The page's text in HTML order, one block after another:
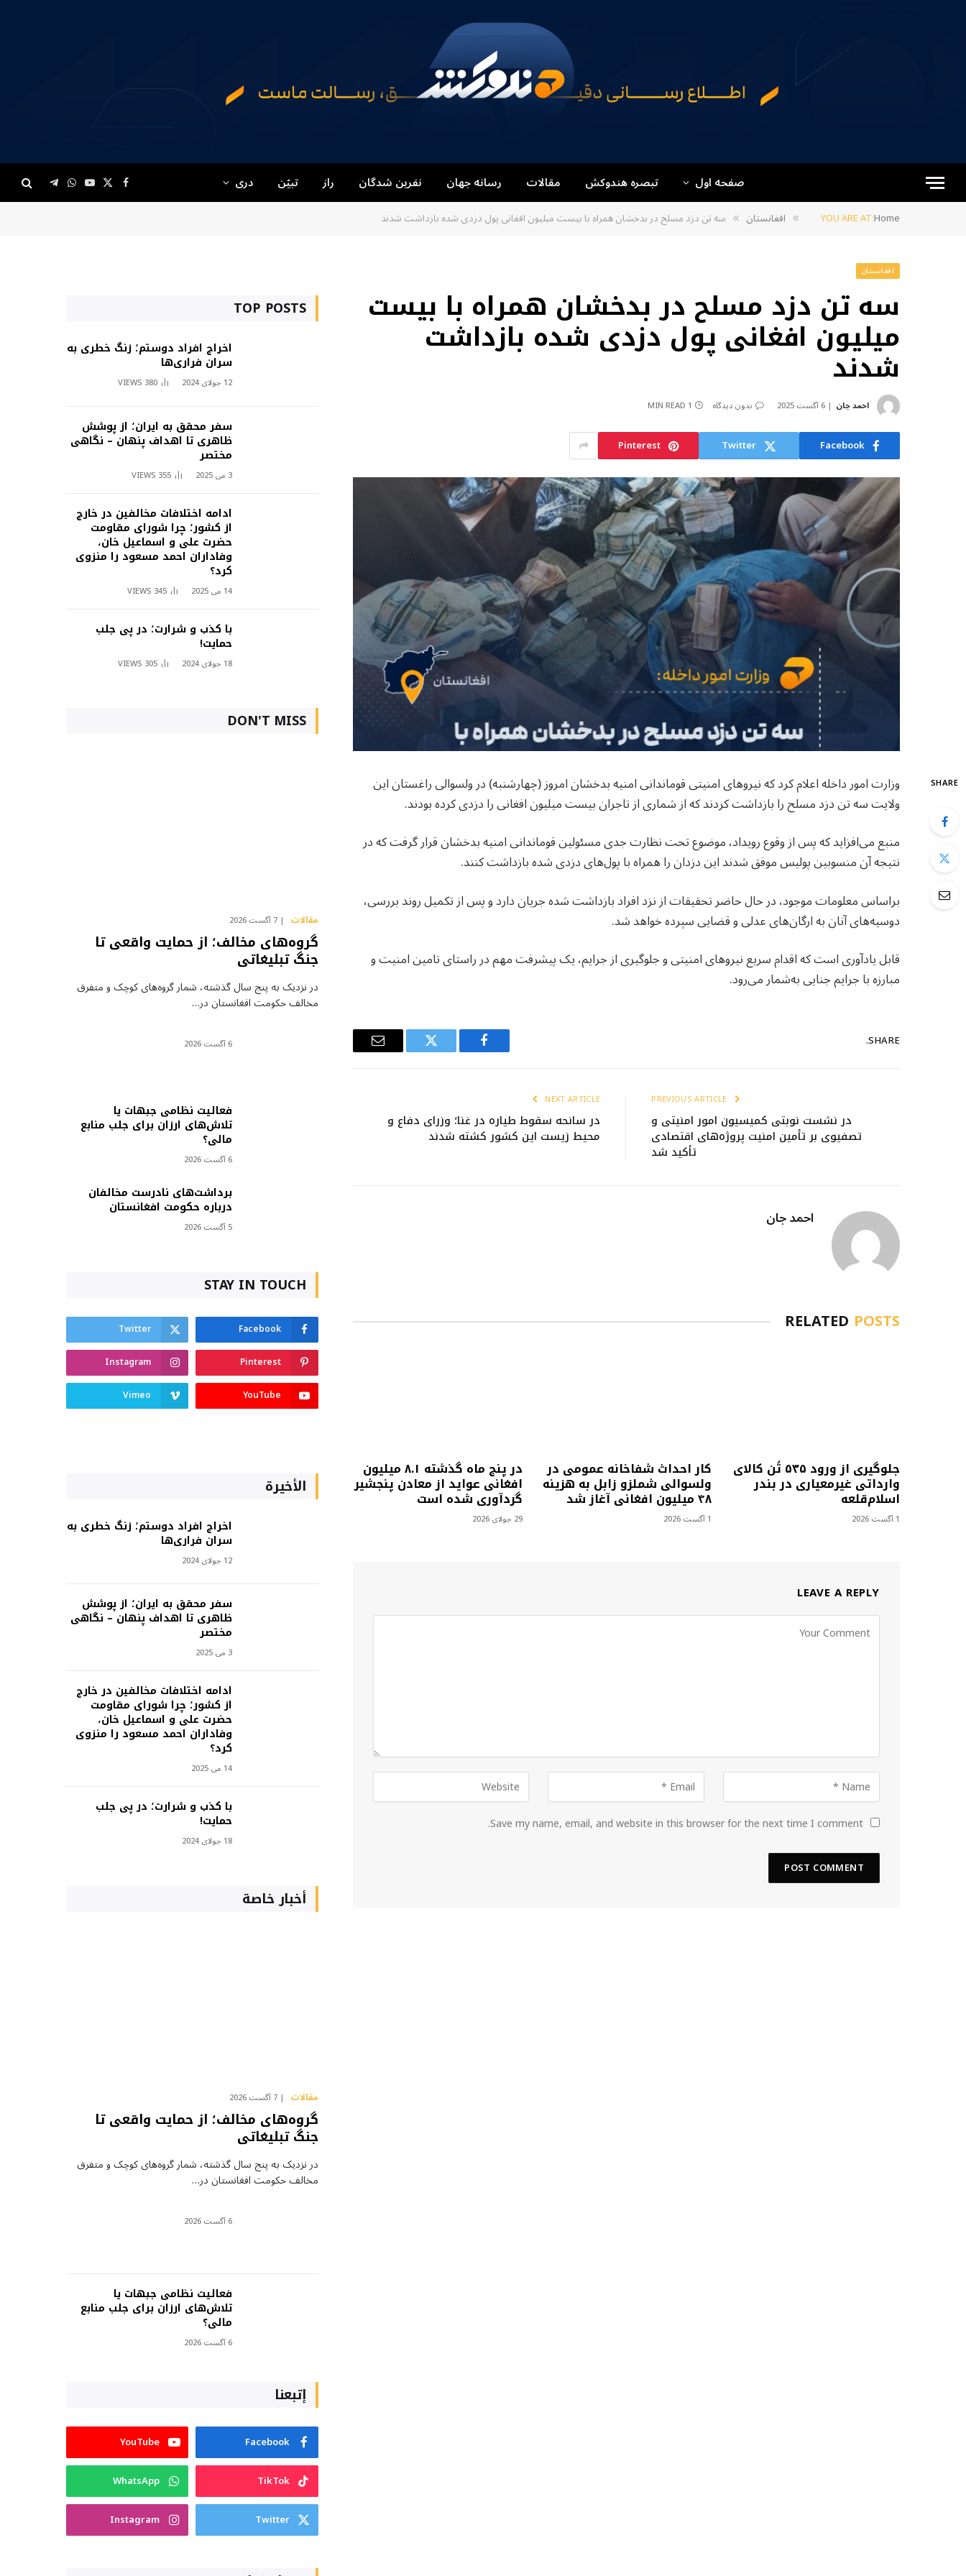
صفحه اول تبصره هندوکش مقالات رسانه جهان نفرین شدگان راز تبیّن دری Facebook
X
(Twitter)
YouTube
WhatsApp
Telegram
YOU ARE AT:Home
» افغانستان » سه تن دزد مسلح در بدخشان همراه با بیست میلیون افغانی پول دزدی شده بازداشت شدند
افغانستان
سه تن دزد مسلح در بدخشان همراه با بیست
میلیون افغانی پول دزدی شده بازداشت
شدند
احمد جان 6 آگست 2025 بدون دیدگاه 1 MIN READ
Facebook
Twitter
Pinterest
SHARE
وزارت امور داخله اعلام کرد که نیروهای امنیتی قوماندانی امنیه بدخشان امروز (چهارشنبه) در ولسوالی راغستان این
ولایت سه تن دزد مسلح را بازداشت کردند که از شماری از تاجران بیست میلیون افغانی را دزدی کرده بودند.
منبع می‌افزاید که پس از وقوع رویداد، موضوع تحت نظارت جدی مسئولین قوماندانی امنیه بدخشان قرار گرفت که در
نتیجه آن منسوبین پولیس موفق شدند این دزدان را همراه با پول‌های دزدی شده بازداشت کنند.
براساس معلومات موجود، در حال حاضر تحقیقات از نزد افراد بازداشت شده جریان دارد و پس از تکمیل روند بررسی،
دوسیه‌های آنان به ارگان‌های عدلی و قضایی سپرده خواهد شد.
قابل یادآوری است که اقدام سریع نیروهای امنیتی و جلوگیری از جرایم، یک پیشرفت مهم در راستای تامین امنیت و
مبارزه با جرایم جنایی به‌شمار می‌رود.
SHARE.
Facebook
Twitter
Email
در نشست نوبتی کمیسیون امور امنیتی و
تصفیوی بر تأمین امنیت پروژه‌های اقتصادی
تأکید شد
NEXT ARTICLE
در سانحه سقوط طیاره در غنا؛ وزرای دفاع و
محیط زیست این کشور کشته شدند
احمد جان
RELATED POSTS
جلوگیری از ورود ۵۳۵ تُن کالای
وارداتی غیرمعیاری در بندر
اسلام‌قلعه
1 آگست 2026
کار احداث شفاخانه عمومی در
ولسوالی شملزو زابل به هزینه
۴۸ میلیون افغانی آغاز شد
1 آگست 2026
در پنج ماه گذشته ۸.۱ میلیون
افغانی عواید از معادن پنجشیر
گردآوری شده است
29 جولای 2026
LEAVE A REPLY
Save my name, email, and website in this browser for the next time I comment.
TOP POSTS
اخراج افراد دوستم؛ زنگ خطری به
سران فراری‌ها
12 جولای 2024 380
VIEWS
سفر محقق به ایران؛ از پوشش
ظاهری تا اهداف پنهان – نگاهی
مختصر
3 می 2025 355
VIEWS
ادامه اختلافات مخالفین در خارج
از کشور؛ چرا شورای مقاومت
حضرت علی و اسماعیل خان،
وفاداران احمد مسعود را منزوی
کرد؟
14 می 2025 345
VIEWS
با کذب و شرارت؛ در پی جلب
حمایت!
18 جولای 2024 305
VIEWS
DON'T MISS
مقالات 7 آگست 2026
گروه‌های مخالف؛ از حمایت واقعی تا
جنگ تبلیغاتی
در نزدیک به پنج سال گذشته، شمار گروه‌های کوچک و متفرق
مخالف حکومت افغانستان در…
6 آگست 2026
فعالیت نظامی جبهات یا
تلاش‌های ارزان برای جلب منابع
مالی؟
6 آگست 2026
برداشت‌های نادرست مخالفان
درباره حکومت افغانستان
5 آگست 2026
STAY IN TOUCH
Facebook
Twitter
Pinterest
Instagram
YouTube
Vimeo
الأخيرة
اخراج افراد دوستم؛ زنگ خطری به
سران فراری‌ها
12 جولای 2024
سفر محقق به ایران؛ از پوشش
ظاهری تا اهداف پنهان – نگاهی
مختصر
3 می 2025
ادامه اختلافات مخالفین در خارج
از کشور؛ چرا شورای مقاومت
حضرت علی و اسماعیل خان،
وفاداران احمد مسعود را منزوی
کرد؟
14 می 2025
با کذب و شرارت؛ در پی جلب
حمایت!
18 جولای 2024
أخبار خاصة
مقالات 7 آگست 2026
گروه‌های مخالف؛ از حمایت واقعی تا
جنگ تبلیغاتی
در نزدیک به پنج سال گذشته، شمار گروه‌های کوچک و متفرق
مخالف حکومت افغانستان در…
6 آگست 2026
فعالیت نظامی جبهات یا
تلاش‌های ارزان برای جلب منابع
مالی؟
6 آگست 2026
إتبعنا
Facebook
YouTube
TikTok
WhatsApp
Twitter
Instagram